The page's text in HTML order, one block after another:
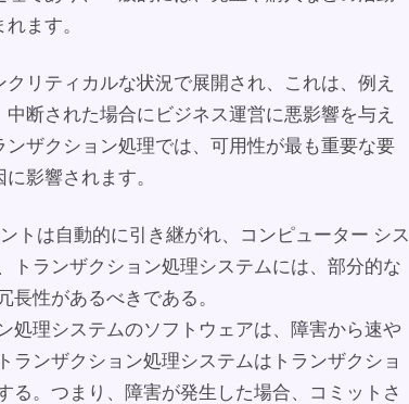
ます。
リティカルな状況で展開され、これは、例え
断された場合にビジネス運営に悪影響を与え
ザクション処理では、可用性が最も重要な要
影響されます。
トは自動的に引き継がれ、コンピューター シス
トランザクション処理システムには、部分的な
長性があるべきである。
処理システムのソフトウェアは、障害から速や
ランザクション処理システムはトランザクショ
る。つまり、障害が発生した場合、コミットさ